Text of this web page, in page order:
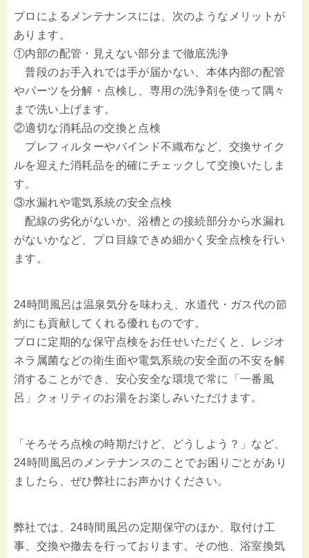
プロによるメンテナンスには、次のようなメリットが
あります。
①内部の配管・見えない部分まで徹底洗浄
普段のお手入れでは手が届かない、本体内部の配管
やパーツを分解・点検し、専用の洗浄剤を使って隅々
まで洗い上げます。
②適切な消耗品の交換と点検
プレフィルターやバインド不織布など、交換サイク
ルを迎えた消耗品を的確にチェックして交換いたしま
す。
③水漏れや電気系統の安全点検
配線の劣化がないか、浴槽との接続部分から水漏れ
がないかなど、プロ目線できめ細かく安全点検を行い
ます。
24時間風呂は温泉気分を味わえ、水道代・ガス代の節
約にも貢献してくれる優れものです。
プロに定期的な保守点検をお任せいただくと、レジオ
ネラ属菌などの衛生面や電気系統の安全面の不安を解
消することができ、安心安全な環境で常に「一番風
呂」クォリティのお湯をお楽しみいただけます。
「そろそろ点検の時期だけど、どうしよう？」など、
24時間風呂のメンテナンスのことでお困りごとがあり
ましたら、ぜひ弊社にお声かけください。
弊社では、24時間風呂の定期保守のほか、取付け工
事、交換や撤去を行っております。その他、浴室換気